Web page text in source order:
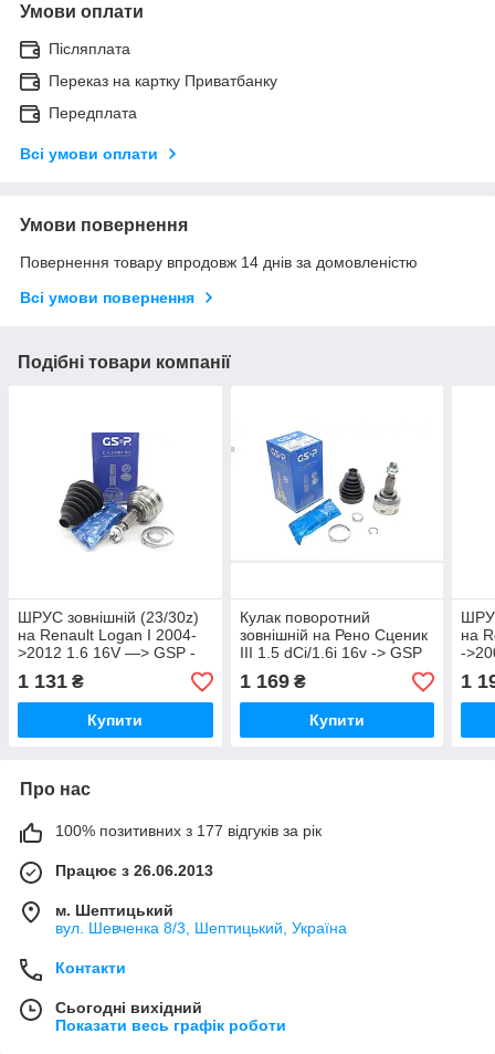
Умови оплати
Післяплата
Переказ на картку Приватбанку
Передплата
Всі умови оплати
Умови повернення
Повернення товару впродовж 14 днів за домовленістю
Всі умови повернення
Подібні товари компанії
ШРУС зовнішній (23/30z)
на Renault Logan I 2004-
>2012 1.6 16V —> GSP -
899085
1 131 ₴
Купити
Кулак поворотний
зовнішній на Рено Сценик
III 1.5 dCi/1.6i 16v -> GSP
(cican) 850163
1 169₴
Купити
на
-
1
Про нас
100% позитивних з 177 відгуків за рік
Працює з 26.06.2013
м. Шептицький
вул. Шевченка 8/3, Шептицький, Україна
Контакти
Сьогодні вихідний
Показати весь графік роботи